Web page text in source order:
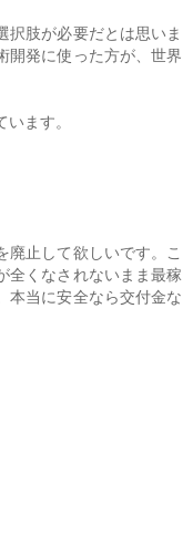
択肢が必要だとは思いま
開発に使った方が、世界
ます。
廃止して欲しいです。こ
全くなされないまま最稼
本当に安全なら交付金な